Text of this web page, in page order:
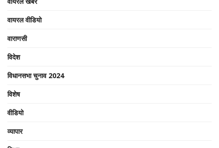
वायरल वीडियो
वाराणसी
विदेश
विधानसभा चुनाव 2024
विशेष
वीडियो
व्यापार